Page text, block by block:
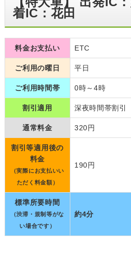
着IC：花田
料金お支払い ETC
ご利用の曜日 平日
ご利用時間帯 0時～4時
割引適用 深夜時間帯割
通常料金 320円
割引等適用後の
料金
（実際にお支払いい
ただく料金額）
190円
標準所要時間
（渋滞・規制等がな
い場合です）
約4分